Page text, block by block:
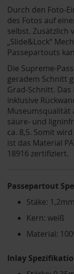
Durch den Foto-
des Fotos auf
selbst. Zusätzlich
„Slide&Lock“
Passepartouts
Die Supreme-
geradem Schnitt
Grad-Schnitt.
inklusive
Museumsqualität
säure- und
ca. 8,5. Somit
ist das Material
18916 zertifiziert.
Passepartout
Stäke: 1,2mm
Kern: weiß
Material:
Inlay